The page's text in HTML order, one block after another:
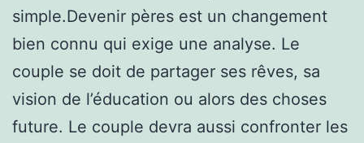
simple.Devenir pères est un changement
bien connu qui exige une analyse. Le
couple se doit de partager ses rêves, sa
vision de l’éducation ou alors des choses
future. Le couple devra aussi confronter les